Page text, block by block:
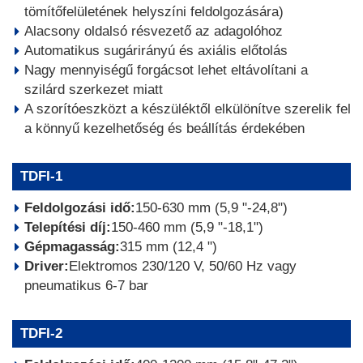
tömítőfelületének helyszíni feldolgozására)
Alacsony oldalsó résvezető az adagolóhoz
Automatikus sugárirányú és axiális előtolás
Nagy mennyiségű forgácsot lehet eltávolítani a
szilárd szerkezet miatt
A szorítóeszközt a készüléktől elkülönítve szerelik fel
a könnyű kezelhetőség és beállítás érdekében
TDFI-1
Feldolgozási idő:150-630 mm (5,9 "-24,8")
Telepítési díj:150-460 mm (5,9 "-18,1")
Gépmagasság:315 mm (12,4 ")
Driver:Elektromos 230/120 V, 50/60 Hz vagy
pneumatikus 6-7 bar
TDFI-2